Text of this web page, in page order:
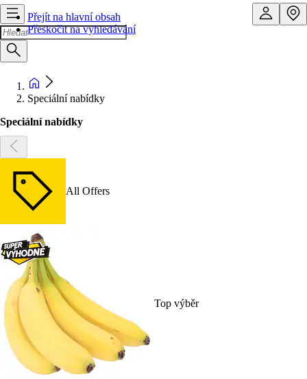
Přejít na hlavní obsah
Přeskočit na vyhledávání
Speciální nabídky
Speciální nabídky
All Offers
Top výběr